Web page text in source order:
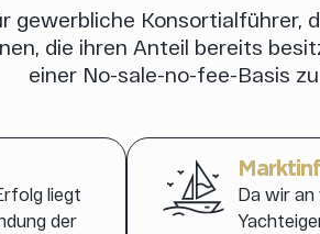
gewerbliche Konsortialführer,
die ihren Anteil bereits
einer No-sale-no-fee-Basis
liegt
der
Da wir